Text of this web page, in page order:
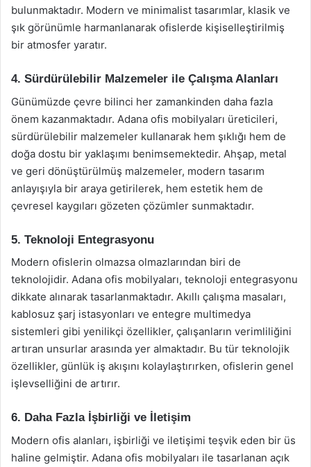
bulunmaktadır. Modern ve minimalist tasarımlar, klasik ve
şık görünümle harmanlanarak ofislerde kişiselleştirilmiş
bir atmosfer yaratır.
4. Sürdürülebilir Malzemeler ile Çalışma Alanları
Günümüzde çevre bilinci her zamankinden daha fazla
önem kazanmaktadır. Adana ofis mobilyaları üreticileri,
sürdürülebilir malzemeler kullanarak hem şıklığı hem de
doğa dostu bir yaklaşımı benimsemektedir. Ahşap, metal
ve geri dönüştürülmüş malzemeler, modern tasarım
anlayışıyla bir araya getirilerek, hem estetik hem de
çevresel kaygıları gözeten çözümler sunmaktadır.
5. Teknoloji Entegrasyonu
Modern ofislerin olmazsa olmazlarından biri de
teknolojidir. Adana ofis mobilyaları, teknoloji entegrasyonu
dikkate alınarak tasarlanmaktadır. Akıllı çalışma masaları,
kablosuz şarj istasyonları ve entegre multimedya
sistemleri gibi yenilikçi özellikler, çalışanların verimliliğini
artıran unsurlar arasında yer almaktadır. Bu tür teknolojik
özellikler, günlük iş akışını kolaylaştırırken, ofislerin genel
işlevselliğini de artırır.
6. Daha Fazla İşbirliği ve İletişim
Modern ofis alanları, işbirliği ve iletişimi teşvik eden bir üs
haline gelmiştir. Adana ofis mobilyaları ile tasarlanan açık